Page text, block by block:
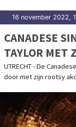
16 november 2022,
CANADESE
TAYLOR MET
UTRECHT - De
door met zijn rootsy